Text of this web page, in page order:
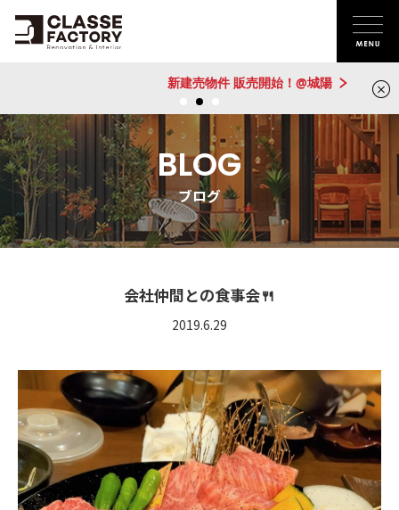
新建売物件 販売開始！@城陽
BLOG
ブログ
会社仲間との食事会🍴
2019.6.29